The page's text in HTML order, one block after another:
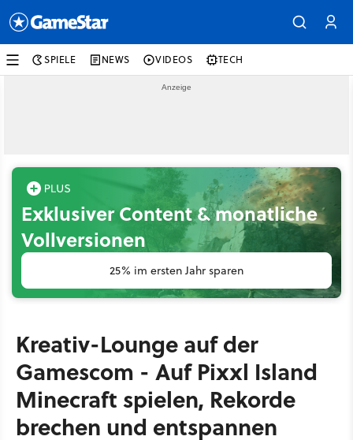
SPIELE NEWS VIDEOS TECH
Exklusiver Content & monatliche
Vollversionen
25% im ersten Jahr sparen
Kreativ-Lounge auf der
Gamescom - Auf Pixxl Island
Minecraft spielen, Rekorde
brechen und entspannen